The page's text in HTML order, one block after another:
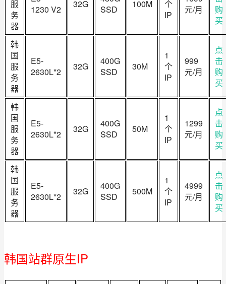
服
务
器
1230 V2
32G
SSD
100M
个
IP
元/月
购
买
韩
国
服
务
器
E5-
2630L*2
32G
400G
SSD
30M
1
个
IP
999
元/月
点
击
购
买
韩
国
服
务
器
E5-
2630L*2
32G
400G
SSD
50M
1
个
IP
1299
元/月
点
击
购
买
韩
国
服
务
器
E5-
2630L*2
32G
400G
SSD
500M
1
个
IP
4999
元/月
点
击
购
买
韩国站群原生IP